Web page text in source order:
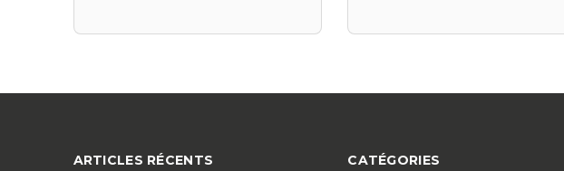
ARTICLES RÉCENTS
CATÉGORIES